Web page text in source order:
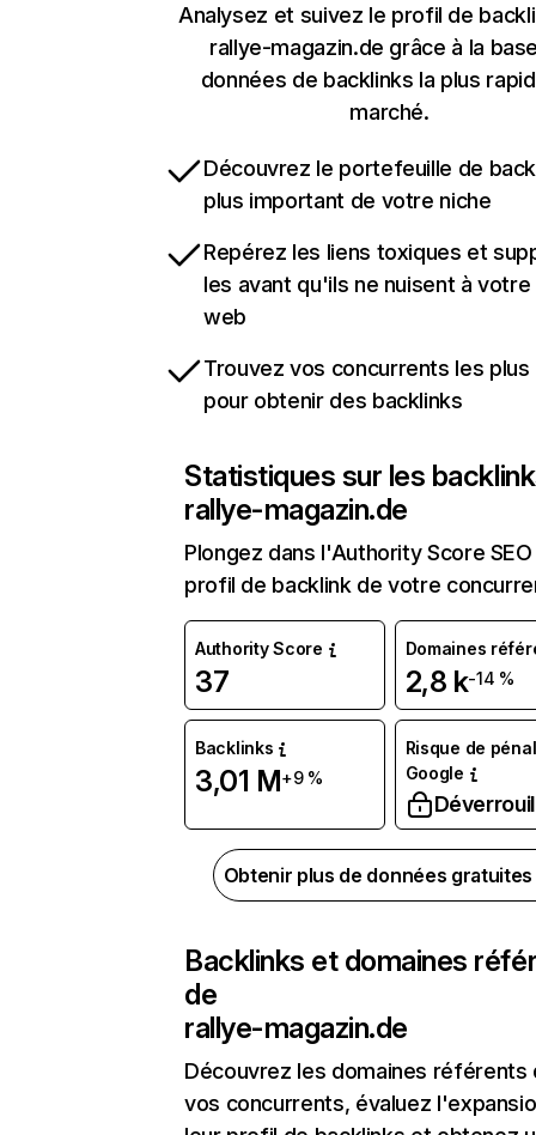
Analysez et suivez le profil de
rallye-magazin.de grâce à la
données de backlinks la plus
marché.
Découvrez le portefeuille de
plus important de votre niche
Repérez les liens toxiques et
les avant qu'ils ne nuisent à
web
Trouvez vos concurrents les
pour obtenir des backlinks
Statistiques sur les
rallye-magazin.de
Plongez dans l'Authority Score
profil de backlink de votre
Authority Score
37
Domaines
2,8 k-14 %
Backlinks
3,01 M+9 %
Risque de
Google
Obtenir plus de données
Backlinks et domaines
de
rallye-magazin.de
Découvrez les domaines référents
vos concurrents, évaluez